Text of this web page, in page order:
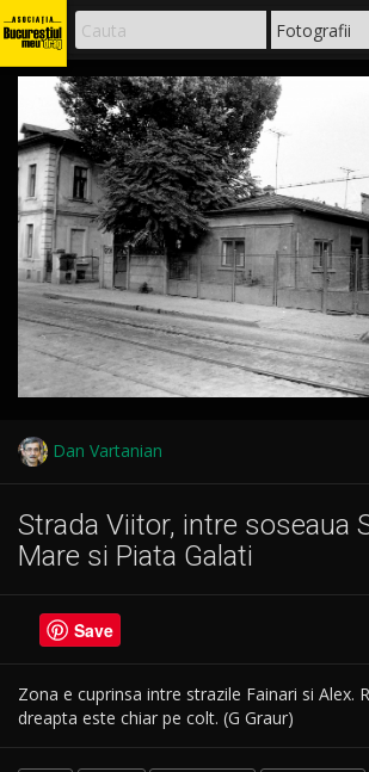
Dan Vartanian
Strada Viitor, intre soseaua
Mare si Piata Galati
Save
Zona e cuprinsa intre strazile Fainari si Alex.
dreapta este chiar pe colt. (G Graur)